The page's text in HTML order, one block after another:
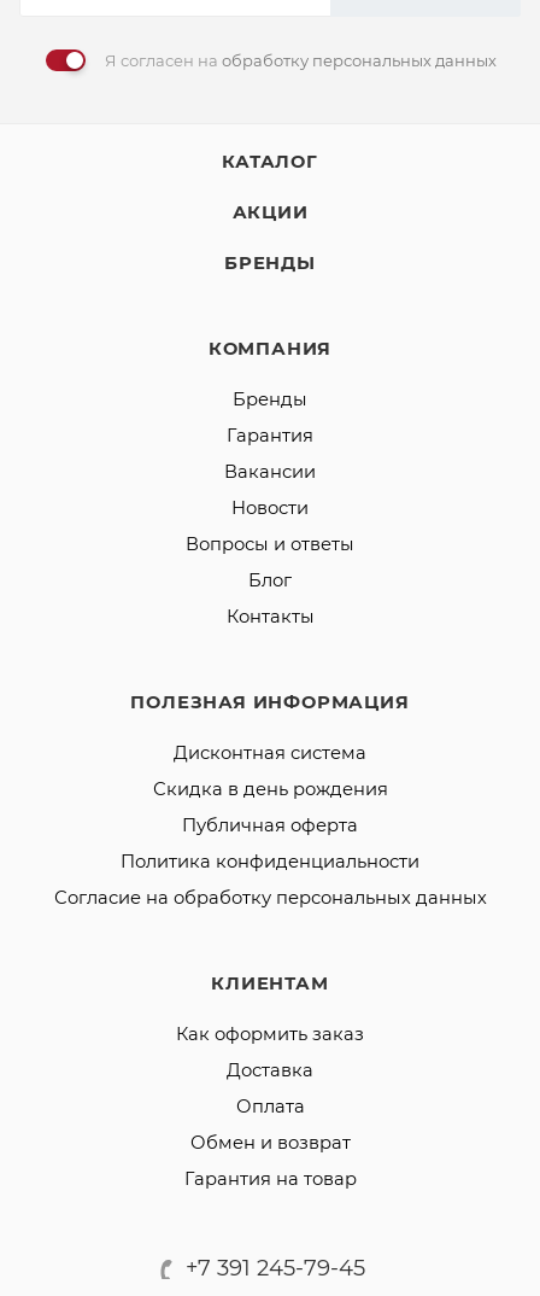
Я согласен на обработку персональных данных
КАТАЛОГ
АКЦИИ
БРЕНДЫ
КОМПАНИЯ
Бренды
Гарантия
Вакансии
Новости
Вопросы и ответы
Блог
Контакты
ПОЛЕЗНАЯ ИНФОРМАЦИЯ
Дисконтная система
Скидка в день рождения
Публичная оферта
Политика конфиденциальности
Согласие на обработку персональных данных
КЛИЕНТАМ
Как оформить заказ
Доставка
Оплата
Обмен и возврат
Гарантия на товар
+7 391 245-79-45